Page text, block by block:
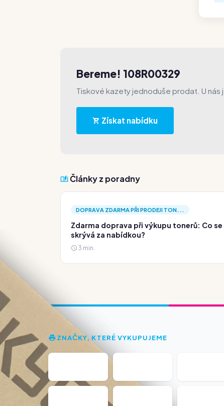
Bereme! 108R00329
Tiskové kazety jednoduše prodat. U nás
Získat nabídku
Články z poradny
DOPRAVA ZDARMA PŘI PRODEJI TON...
Zdarma doprava při výkupu tonerů: Co se
skrývá za nabídkou?
3 min.
ZNAČKY, KTERÉ VYKUPUJEME